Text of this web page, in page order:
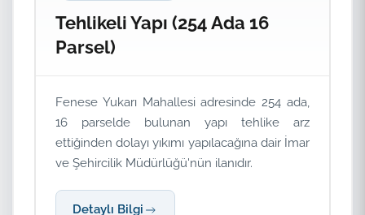
Tehlikeli Yapı (254 Ada 16
Parsel)
Fenese Yukarı Mahallesi adresinde 254 ada,
16 parselde bulunan yapı tehlike arz
ettiğinden dolayı yıkımı yapılacağına dair İmar
ve Şehircilik Müdürlüğü'nün ilanıdır.
Detaylı Bilgi